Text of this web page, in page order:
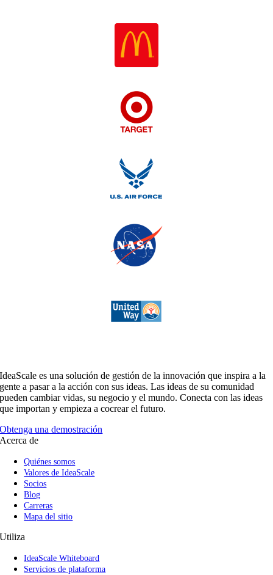
IdeaScale es una solución de gestión de la innovación que inspira a la
gente a pasar a la acción con sus ideas. Las ideas de su comunidad
pueden cambiar vidas, su negocio y el mundo. Conecta con las ideas
que importan y empieza a cocrear el futuro.
Obtenga una demostración
Acerca de
Quiénes somos
Valores de IdeaScale
Socios
Blog
Carreras
Mapa del sitio
Utiliza
IdeaScale Whiteboard
Servicios de plataforma